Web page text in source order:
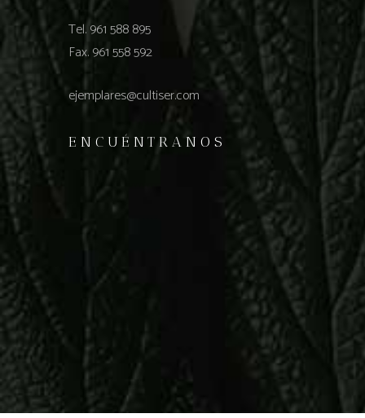
Tel. 961 588 895
Fax. 961 558 592
ejemplares@cultiser.com
ENCUÉNTRANOS